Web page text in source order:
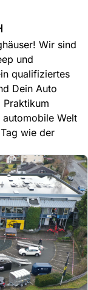
Wir sind
und
qualifiziertes
Dein Auto
Welt
wie der